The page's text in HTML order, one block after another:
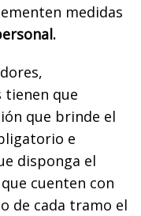
medidas
tienen que
que brinde el
e
disponga el
cuenten con
de cada tramo el